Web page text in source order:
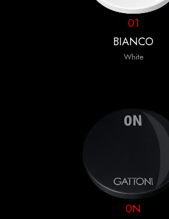
01
BIANCO
White
0N